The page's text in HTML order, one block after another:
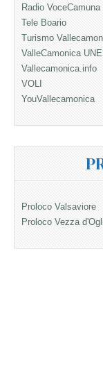
Radio VoceCamuna
Tele Boario
Turismo
ValleCamonica
Vallecamonica.info
VOLI
YouVallecamonica
Proloco Valsaviore
Proloco Vezza